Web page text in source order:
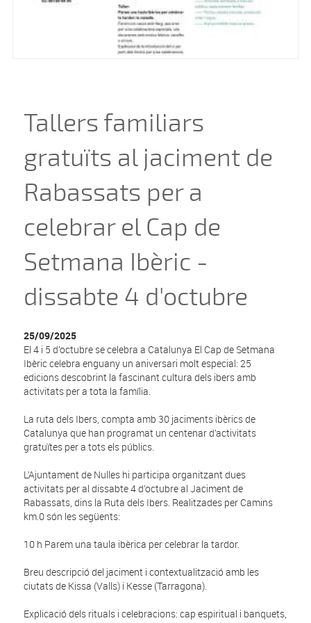
Tallers familiars
gratuïts al jaciment de
Rabassats per a
celebrar el Cap de
Setmana Ibèric -
dissabte 4 d'octubre
25/09/2025
El 4 i 5 d’octubre se celebra a Catalunya El Cap de Setmana
Ibèric celebra enguany un aniversari molt especial: 25
edicions descobrint la fascinant cultura dels ibers amb
activitats per a tota la família.
La ruta dels Ibers, compta amb 30 jaciments ibèrics de
Catalunya que han programat un centenar d’activitats
gratuïtes per a tots els públics.
L’Ajuntament de Nulles hi participa organitzant dues
activitats per al dissabte 4 d’octubre al Jaciment de
Rabassats, dins la Ruta dels Ibers. Realitzades per Camins
km.0 són les següents:
10 h Parem una taula ibèrica per celebrar la tardor.
Breu descripció del jaciment i contextualització amb les
ciutats de Kissa (Valls) i Kesse (Tarragona).
Explicació dels rituals i celebracions: cap espiritual i banquets,